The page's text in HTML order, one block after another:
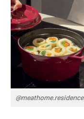
@meathome.residence